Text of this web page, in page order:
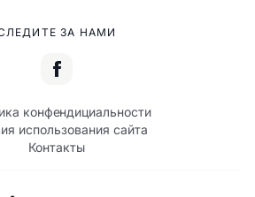
ЗА НАМИ
конфендициальности
использования сайта
Контакты